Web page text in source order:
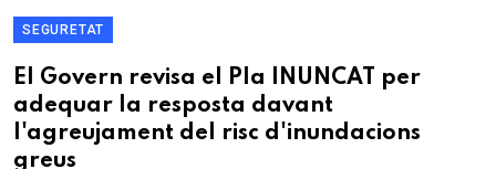
SEGURETAT
El Govern revisa el Pla INUNCAT per
adequar la resposta davant
l'agreujament del risc d'inundacions
greus